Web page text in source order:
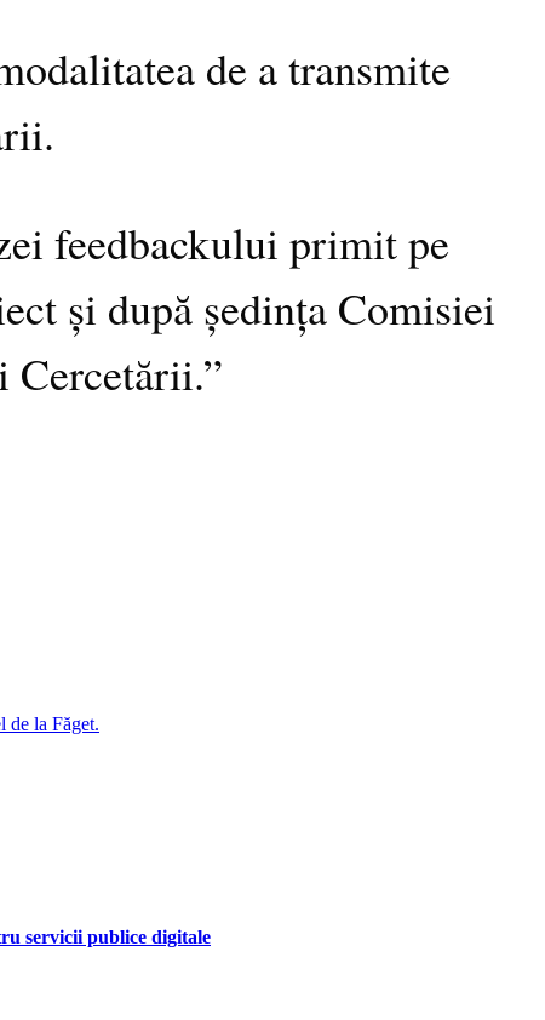
de a transmite
feedbackului primit pe
și după ședința Comisiei
de la Făget.
servicii publice digitale